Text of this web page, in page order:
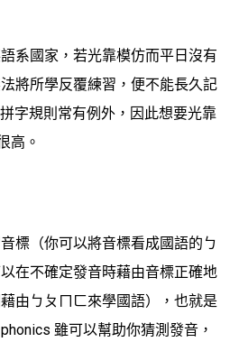
系國家，若光靠模仿而平日沒有
將所學反覆練習，便不能長久記
字規則常有例外，因此想要光靠
高。
標（你可以將音標看成國語的ㄅ
在不確定發音時藉由音標正確地
由ㄅㄆㄇㄈ來學國語），也就是
雖可以幫助你猜測發音，